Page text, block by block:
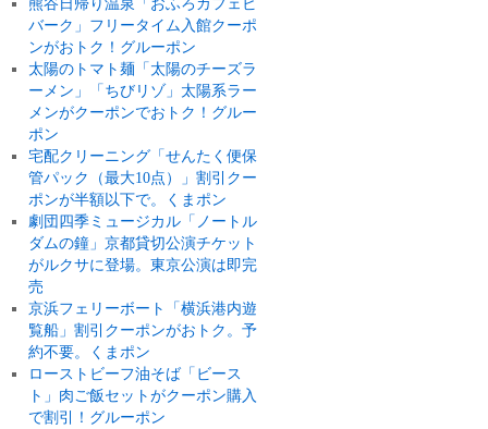
バーク」フリータイム入館クーポ
ンがおトク！グルーポン
太陽のトマト麺「太陽のチーズラ
ーメン」「ちびリゾ」太陽系ラー
メンがクーポンでおトク！グルー
ポン
宅配クリーニング「せんたく便保
管パック（最大10点）」割引クー
ポンが半額以下で。くまポン
劇団四季ミュージカル「ノートル
ダムの鐘」京都貸切公演チケット
がルクサに登場。東京公演は即完
売
京浜フェリーボート「横浜港内遊
覧船」割引クーポンがおトク。予
約不要。くまポン
ローストビーフ油そば「ビース
ト」肉ご飯セットがクーポン購入
で割引！グルーポン